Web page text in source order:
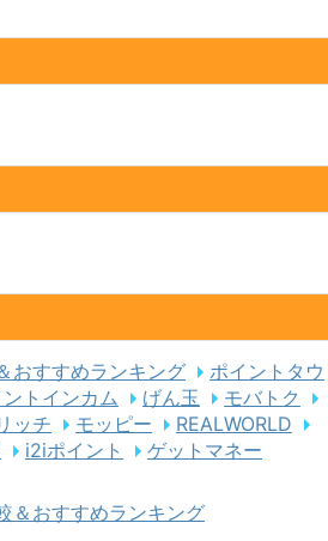
おすすめランキング
ポイントタウ
トインカム げん玉
モバトク
ッチ モッピー
REALWORLD
i2iポイント ゲットマネー
＆おすすめランキング